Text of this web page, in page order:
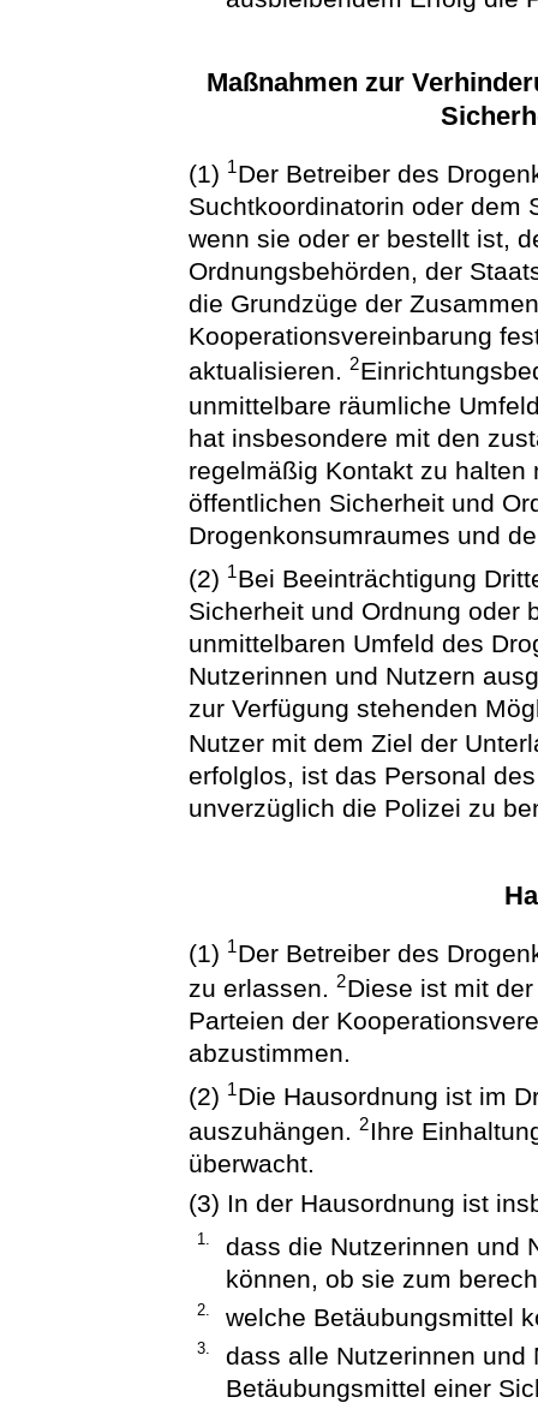
Maßnahmen zur
(1) 1Der Betreiber des
Suchtkoordinatorin oder dem
wenn sie oder er bestellt ist,
Ordnungsbehörden, der
die Grundzüge der
Kooperationsvereinbarung
aktualisieren.2
unmittelbare räumliche
hat insbesondere mit den
regelmäßig Kontakt zu
öffentlichen Sicherheit und
Drogenkonsumraumes und
(2) 1Bei Beeinträchtigung
Sicherheit und Ordnung oder
unmittelbaren Umfeld des
Nutzerinnen und Nutzern
zur Verfügung stehenden
Nutzer mit dem Ziel der
erfolglos, ist das Personal
unverzüglich die Polizei zu
(1) 1Der Betreiber des
zu erlassen.2Diese ist mit
Parteien der
abzustimmen.
(2) 1Die Hausordnung ist im
auszuhängen.2Ihre
überwacht.
(3) In der Hausordnung ist
1.
dass die Nutzerinnen und
können, ob sie zum
2. welche Betäubungsmittel
3.
dass alle Nutzerinnen und
Betäubungsmittel einer